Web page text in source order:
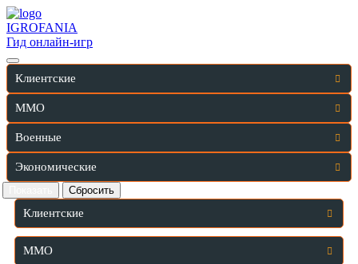
IGROFANIA
Гид онлайн-игр
Клиентские
MMO
Военные
Экономические
Клиентские
MMO